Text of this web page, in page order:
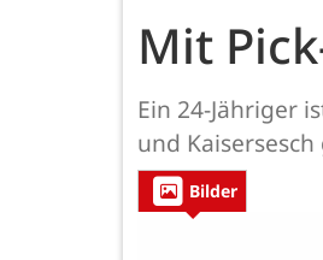
Mit
Ein 24-Jähriger
und
Bilder